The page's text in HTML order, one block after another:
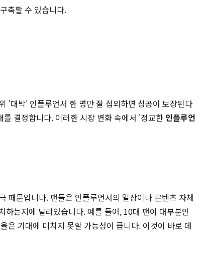
축할 수 있습니다.
'대박' 인플루언서 한 명만 잘 섭외하면 성공이 보장된다
결정합니다. 이러한 시장 변화 속에서 '정교한 인플루언
때문입니다. 팬들은 인플루언서의 일상이나 콘텐츠 자체
는지에 달려있습니다. 예를 들어, 10대 팬이 대부분인
은 기대에 미치지 못할 가능성이 큽니다. 이것이 바로 데